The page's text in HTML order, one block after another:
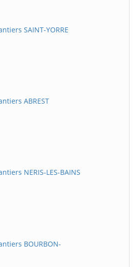
SAINT-YORRE
ABREST
NERIS-LES-BAINS
BOURBON-